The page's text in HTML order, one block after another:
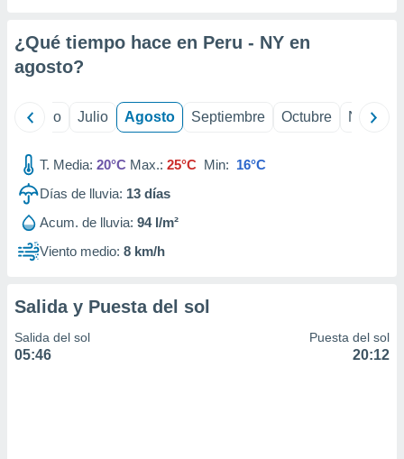
e
mediante
publicidad
publicidad
de
1199
¿Qué tiempo hace en Peru - NY en
agosto?
Junio Julio Agosto Septiembre Octubre
T. Media: 20°C Max.: 25°C Min: 16°C
Días de lluvia: 13 días
Acum. de lluvia: 94 l/m²
Viento medio: 8 km/h
Salida y Puesta del sol
Salida del sol
05:46
Puesta del sol
20:12